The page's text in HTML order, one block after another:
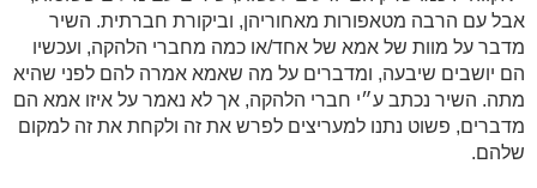
אבל עם הרבה מטאפורות מאחוריהן, וביקורת חברתית. השיר
מדבר על מוות של אמא של אחד/או כמה מחברי הלהקה, ועכשיו
הם יושבים שיבעה, ומדברים על מה שאמא אמרה להם לפני שהיא
מתה. השיר נכתב ע״י חברי הלהקה, אך לא נאמר על איזו אמא הם
מדברים, פשוט נתנו למעריצים לפרש את זה ולקחת את זה למקום
שלהם.